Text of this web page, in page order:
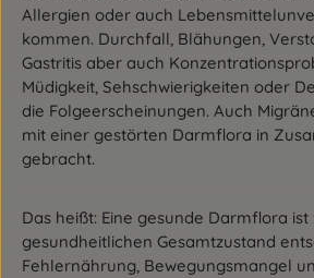
Allergien oder auch
kommen. Durchfall, Blähungen,
Gastritis aber auch
Müdigkeit, Sehschwierigkeiten oder
die Folgeerscheinungen. Auch
mit einer gestörten Darmflora in
gebracht.
Das heißt: Eine gesunde Darmflora
gesundheitlichen Gesamtzustand
Fehlernährung, Bewegungsmangel